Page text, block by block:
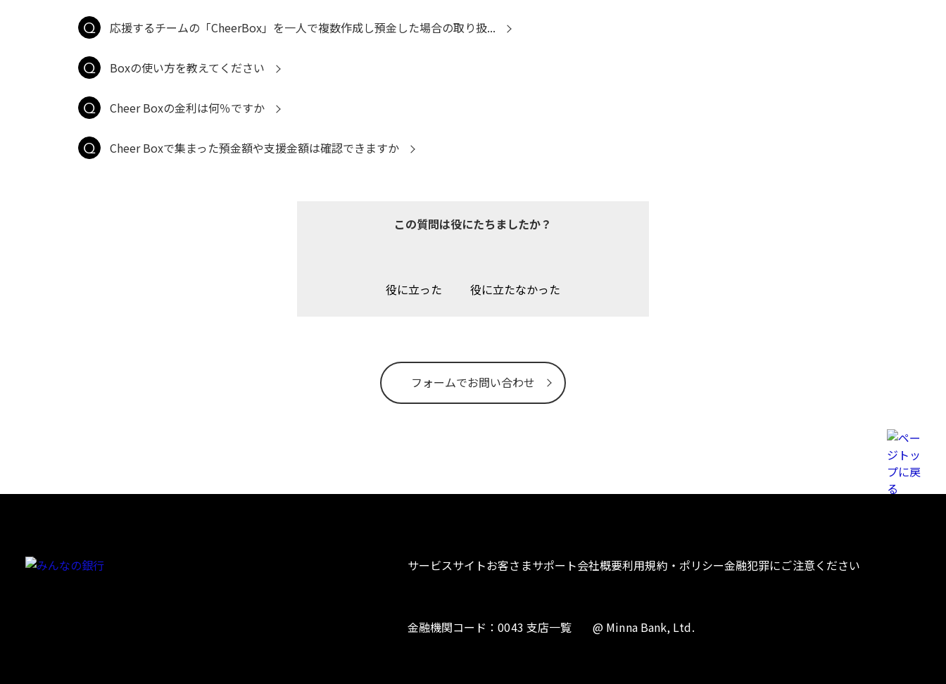
応援するチームの「CheerBox」を一人で複数作成し預金した場合の取り扱...
Boxの使い方を教えてください
Cheer Boxの金利は何％ですか
Cheer Boxで集まった預金額や支援金額は確認できますか
この質問は役にたちましたか？
役に立った 役に立たなかった
フォームでお問い合わせ
サービスサイトお客さまサポート会社概要利用規約・ポリシー金融犯罪にご注意ください
金融機関コード：0043 支店一覧 @ Minna Bank, Ltd.